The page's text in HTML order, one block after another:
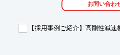
お客様の装置の省スペース化を実現
- 最高レベルのトルク密度
お問い合わ
【採用事例ご紹介】高剛性減